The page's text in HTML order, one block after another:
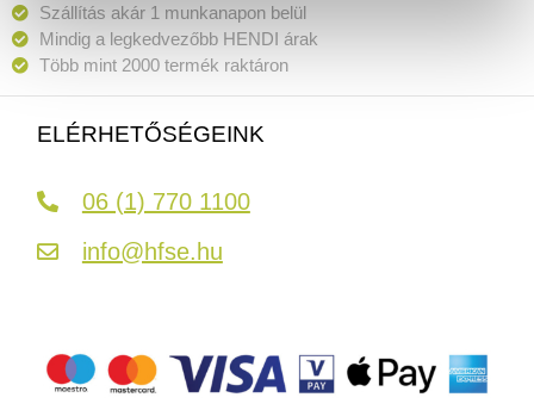
Szállítás akár 1 munkanapon belül
Mindig a legkedvezőbb HENDI árak
Több mint 2000 termék raktáron
ELÉRHETŐSÉGEINK
06 (1) 770 1100
info@hfse.hu